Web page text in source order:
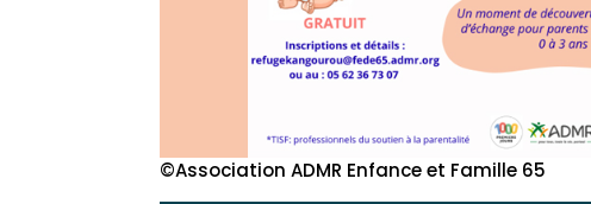
©Association ADMR Enfance et Famille 65